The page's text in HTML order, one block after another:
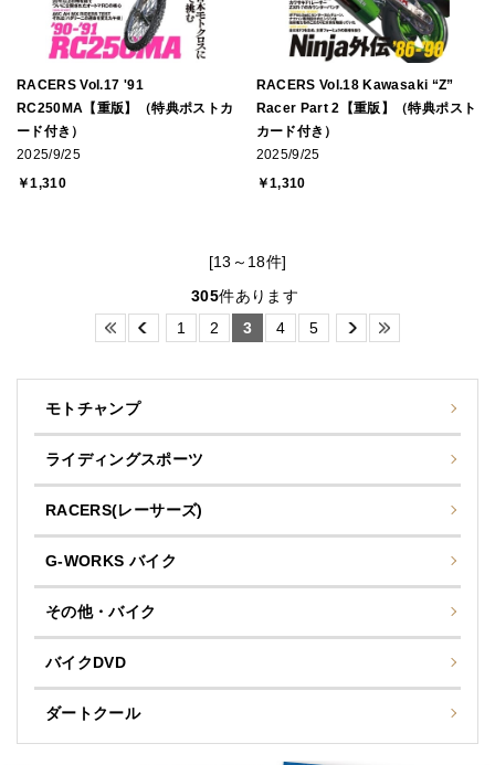
RACERS Vol.17 '91
RC250MA【重版】（特典ポストカ
ード付き）
2025/9/25
￥1,310
RACERS Vol.18 Kawasaki “Z”
Racer Part 2【重版】（特典ポスト
カード付き）
2025/9/25
￥1,310
[13～18件]
305件あります
1
2 3 4 5
モトチャンプ
ライディングスポーツ
RACERS(レーサーズ)
G-WORKS バイク
その他・バイク
バイクDVD
ダートクール